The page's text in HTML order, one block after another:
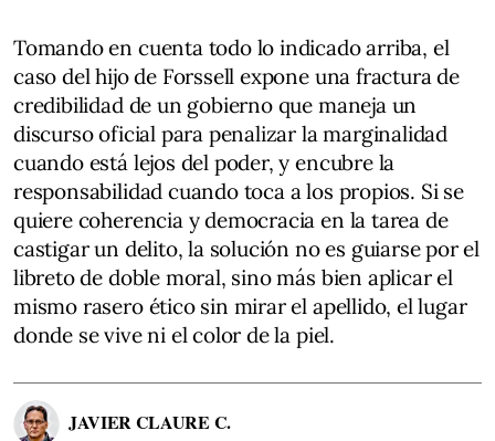
Tomando en cuenta todo lo indicado arriba, el
caso del hijo de Forssell expone una fractura de
credibilidad de un gobierno que maneja un
discurso oficial para penalizar la marginalidad
cuando está lejos del poder, y encubre la
responsabilidad cuando toca a los propios. Si se
quiere coherencia y democracia en la tarea de
castigar un delito, la solución no es guiarse por el
libreto de doble moral, sino más bien aplicar el
mismo rasero ético sin mirar el apellido, el lugar
donde se vive ni el color de la piel.
JAVIER CLAURE C.